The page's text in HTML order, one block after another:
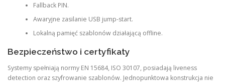
Fallback PIN.
Awaryjne zasilanie USB jump-start.
Lokalną pamięć szablonów działającą offline.
Bezpieczeństwo i certyfikaty
Systemy spełniają normy EN 15684, ISO 30107, posiadają liveness
detection oraz szyfrowanie szablonów. Jednopunktowa konstrukcja nie